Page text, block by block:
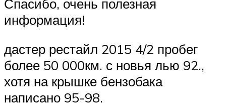
Спасибо, очень полезная
информация!
дастер рестайл 2015 4/2 пробег
более 50 000км. с новья лью 92.,
хотя на крышке бензобака
написано 95-98.